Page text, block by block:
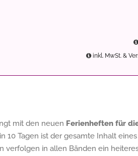
inkl. MwSt. &
mit den neuen Ferienheften für
10 Tagen ist der gesamte Inhalt
verfolgen in allen Bänden ein